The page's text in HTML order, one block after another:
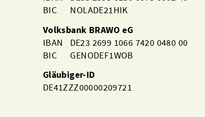
BIC NOLADE21HIK
Volksbank BRAWO eG
IBAN DE23 2699 1066 7420 0480 00
BIC GENODEF1WOB
Gläubiger-ID
DE41ZZZ00000209721